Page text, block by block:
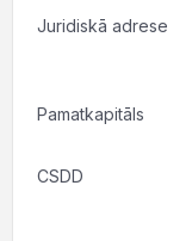
Juridiskā adrese
Pamatkapitāls
CSDD